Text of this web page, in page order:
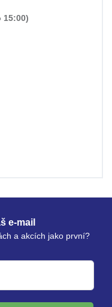
15:00)
e-mail
a akcích jako první?